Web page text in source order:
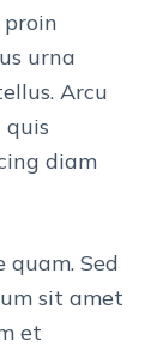
urna
Arcu
quis
diam
quam. Sed
sit amet
et